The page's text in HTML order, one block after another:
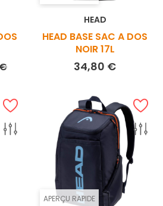
Prix
HEAD
HEAD BASE SAC A DOS
NOIR 17L
34,80 €Prix
APERÇU RAPIDE